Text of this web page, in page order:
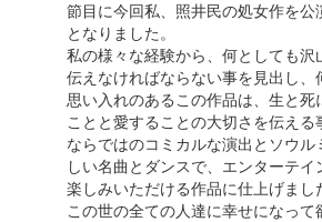
節目に今回私、照井民の処女作を公
となりました。
私の様々な経験から、何としても沢
伝えなければならない事を見出し、
思い入れのあるこの作品は、生と死
ことと愛することの大切さを伝える
ならではのコミカルな演出とソウル
しい名曲とダンスで、エンターテ
楽しみいただける作品に仕上げまし
この世の全ての人達に幸せになって